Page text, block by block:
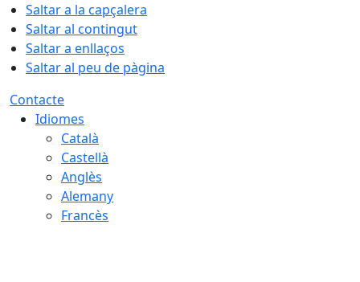
Saltar a la capçalera
Saltar al contingut
Saltar a enllaços
Saltar al peu de pàgina
Contacte
Idiomes
Català
Castellà
Anglès
Alemany
Francès